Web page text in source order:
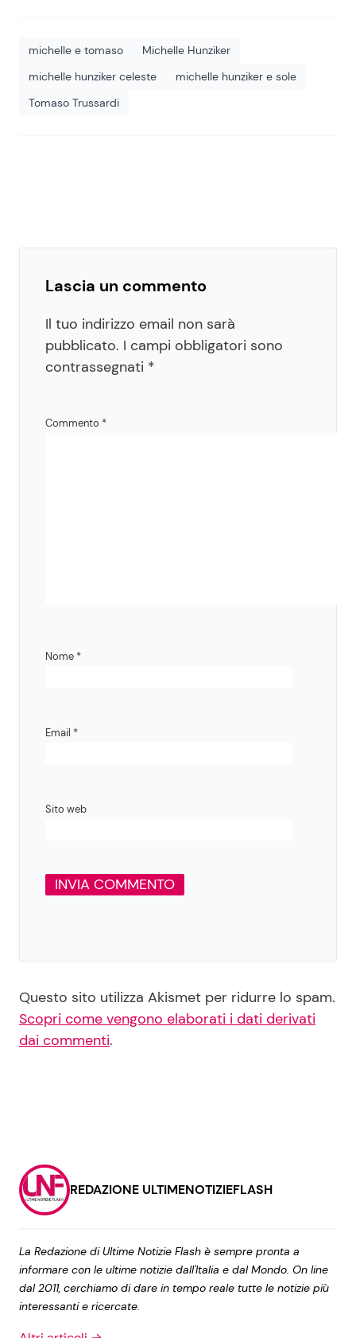
michelle e tomaso
Michelle Hunziker
michelle hunziker celeste
michelle hunziker e sole
Tomaso Trussardi
Lascia un commento
Il tuo indirizzo email non sarà
pubblicato. I campi obbligatori sono
contrassegnati *
Commento *
Nome *
Email *
Sito web
Questo sito utilizza Akismet per ridurre lo spam.
Scopri come vengono elaborati i dati derivati
dai commenti.
REDAZIONE ULTIMENOTIZIEFLASH
La Redazione di Ultime Notizie Flash è sempre pronta a
informare con le ultime notizie dall'Italia e dal Mondo. On line
dal 2011, cerchiamo di dare in tempo reale tutte le notizie più
interessanti e ricercate.